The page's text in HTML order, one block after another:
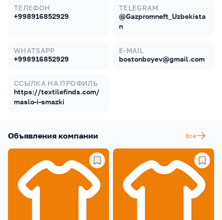
ТЕЛЕФОН
+998916852929
TELEGRAM
@Gazpromneft_Uzbekista
n
WHATSAPP
+998916852929
E-MAIL
bostonboyev@gmail.com
ССЫЛКА НА ПРОФИЛЬ
https://textilefinds.com/
maslo-i-smazki
Объявления компании Все